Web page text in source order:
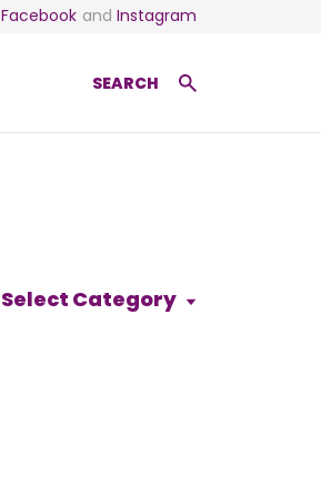
Facebook and Instagram
SEARCH
Select Category